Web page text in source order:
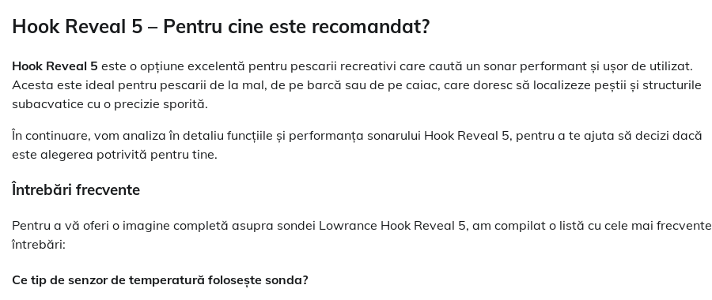
Hook Reveal 5 – Pentru cine este recomandat?
Hook Reveal 5 este o opțiune excelentă pentru pescarii recreativi care caută un sonar performant și ușor de utilizat.
Acesta este ideal pentru pescarii de la mal, de pe barcă sau de pe caiac, care doresc să localizeze peștii și structurile
subacvatice cu o precizie sporită.
În continuare, vom analiza în detaliu funcțiile și performanța sonarului Hook Reveal 5, pentru a te ajuta să decizi dacă
este alegerea potrivită pentru tine.
Întrebări frecvente
Pentru a vă oferi o imagine completă asupra sondei Lowrance Hook Reveal 5, am compilat o listă cu cele mai frecvente
întrebări:
Ce tip de senzor de temperatură folosește sonda?